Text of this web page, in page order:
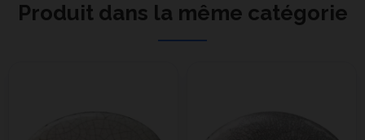
Produit dans la même catégorie